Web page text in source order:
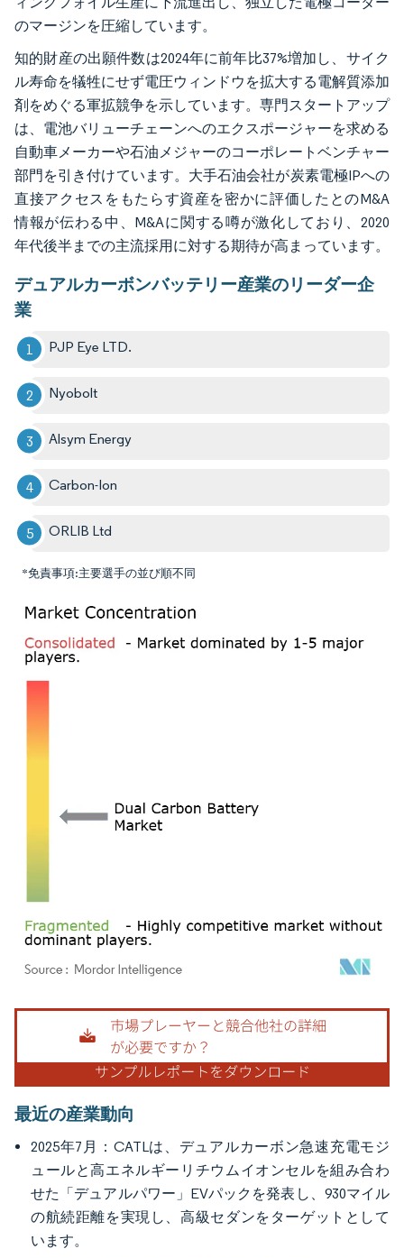
のマージンを圧縮しています。
知的財産の出願件数は2024年に前年比37%増加し、サイク
ル寿命を犠牲にせず電圧ウィンドウを拡大する電解質添加
剤をめぐる軍拡競争を示しています。専門スタートアップ
は、電池バリューチェーンへのエクスポージャーを求める
自動車メーカーや石油メジャーのコーポレートベンチャー
部門を引き付けています。大手石油会社が炭素電極IPへの
直接アクセスをもたらす資産を密かに評価したとのM&A
情報が伝わる中、M&Aに関する噂が激化しており、2020
年代後半までの主流採用に対する期待が高まっています。
デュアルカーボンバッテリー産業のリーダー企
業
PJP Eye LTD.
Nyobolt
Alsym Energy
Carbon-Ion
ORLIB Ltd
*免責事項:主要選手の並び順不同
画像 © Mordor Intelligence。再利用にはCC BY 4.0の表示が必要です。
最近の産業動向
2025年7月：CATLは、デュアルカーボン急速充電モジ
ュールと高エネルギーリチウムイオンセルを組み合わ
せた「デュアルパワー」EVパックを発表し、930マイル
の航続距離を実現し、高級セダンをターゲットとして
います。